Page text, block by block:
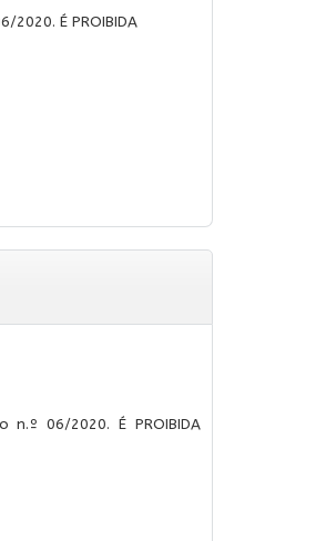
É PROIBIDA
n.º 06/2020. É PROIBIDA